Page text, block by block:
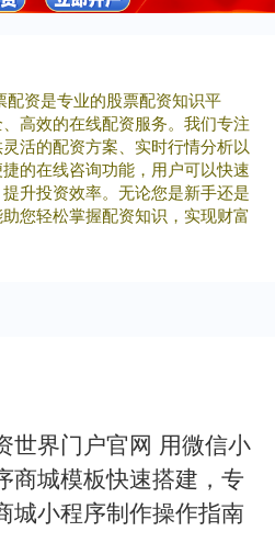
配资是专业的股票配资知识平
高效的在线配资服务。我们专注
活的配资方案、实时行情分析以
的在线咨询功能，用户可以快速
升投资效率。无论您是新手还是
您轻松掌握配资知识，实现财富
世界门户官网 用微信小
商城模板快速搭建，专
城小程序制作操作指南